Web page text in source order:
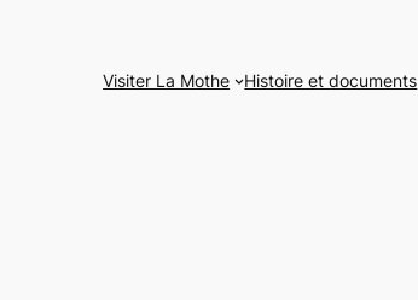
Visiter La Mothe Histoire et documents